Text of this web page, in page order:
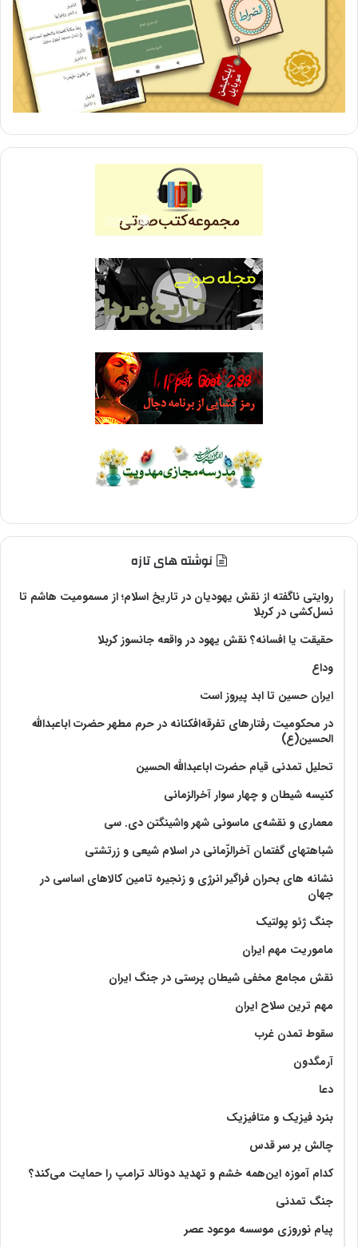
نوشته های تازه
روایتی ناگفته از نقش یهودیان در تاریخ اسلام؛ از مسمومیت هاشم تا
نسل‌کشی در کربلا
حقیقت یا افسانه؟‌ نقش یهود در واقعه جانسوز کربلا
وداع
ایران حسین تا ابد پیروز است
در محکومیت رفتارهای تفرقه‌افکنانه در حرم مطهر حضرت اباعبدالله
الحسین(ع)
تحلیل تمدنی قیام حضرت اباعبدالله الحسین
کنیسه شیطان و چهار سوار آخرالزمانی
معماری و نقشه‌ی ماسونی شهر واشينگتن دی. سی
شباهتهای گفتمان آخر‌الزّمانی در اسلام شیعی و زرتشتی
نشانه های بحران فراگیر انرژی و زنجیره تامین کالاهای اساسی در
جهان
جنگ ژئو پولتیک
ماموریت مهم ایران
نقش مجامع مخفی شیطان پرستی در جنگ ایران
مهم ترین سلاح ایران
سقوط تمدن غرب
آرمگدون
دعا
بنرد فیزیک و متافیزیک
چالش بر سر قدس
کدام آموزه این‌همه خشم و تهدید دونالد ترامپ را حمایت می‌کند؟
جنگ تمدنی
پیام نوروزی موسسه موعود عصر